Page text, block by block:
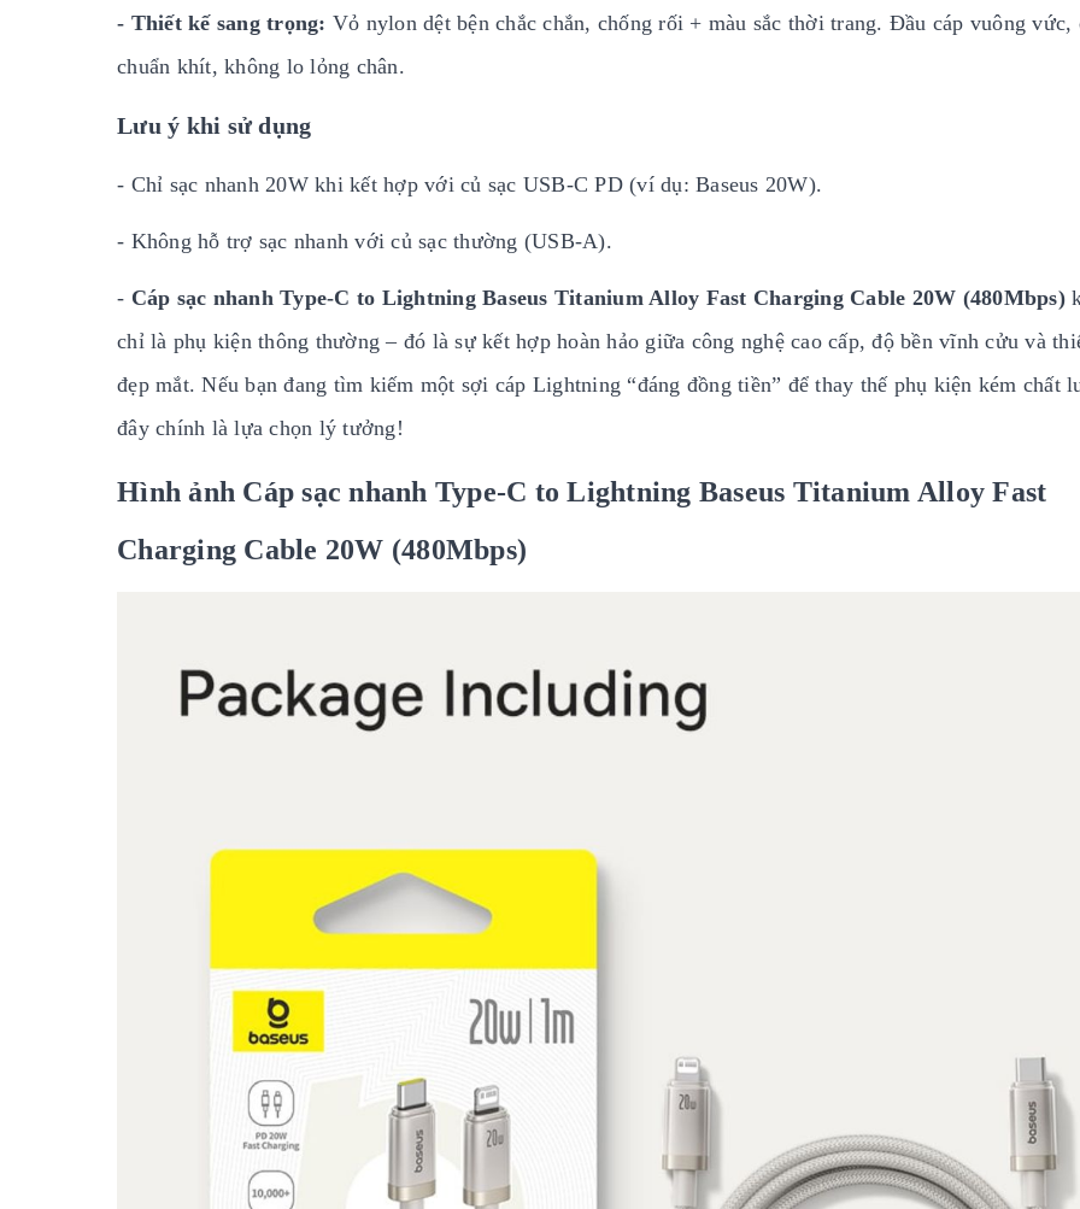
- Thiết kế sang trọng: Vỏ nylon dệt bện chắc chắn, chống rối + màu sắc thời trang. Đầu cáp vuông vức,
chuẩn khít, không lo lỏng chân.
Lưu ý khi sử dụng
- Chỉ sạc nhanh 20W khi kết hợp với củ sạc USB-C PD (ví dụ: Baseus 20W).
- Không hỗ trợ sạc nhanh với củ sạc thường (USB-A).
- Cáp sạc nhanh Type-C to Lightning Baseus Titanium Alloy Fast Charging Cable 20W (480Mbps)
chỉ là phụ kiện thông thường – đó là sự kết hợp hoàn hảo giữa công nghệ cao cấp, độ bền vĩnh cửu và
đẹp mắt. Nếu bạn đang tìm kiếm một sợi cáp Lightning “đáng đồng tiền” để thay thế phụ kiện kém chất
đây chính là lựa chọn lý tưởng!
Hình ảnh Cáp sạc nhanh Type-C to Lightning Baseus Titanium Alloy Fast
Charging Cable 20W (480Mbps)